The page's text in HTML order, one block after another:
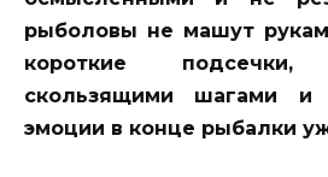
рыболовы не машут
короткие подсечки,
скользящими шагами и
эмоции в конце рыбалки